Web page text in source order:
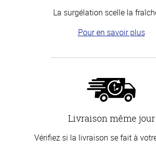
La surgélation scelle la
Pour en savoir plus
Livraison même jour
Vérifiez si la livraison se fait à